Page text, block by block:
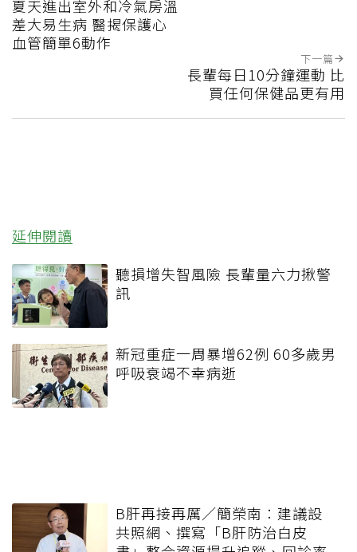
夏天進出室外和冷氣房溫
差大易生病 醫揭保護心
血管簡單6動作
下一篇
長輩每日10分鐘運動 比
買任何保健品更有用
延伸閱讀
聽損增失智風險 長輩量六力揪警
訊
新冠重症一周暴增62例 60多歲男
呼吸衰竭不幸病逝
B肝再接再厲／簡榮南：建議設
共照網、撰寫「B肝防治白皮